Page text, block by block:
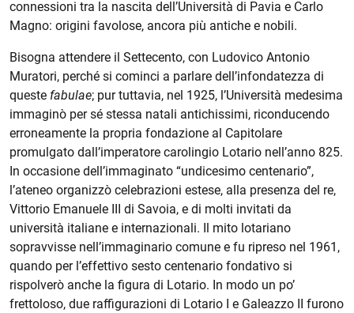
connessioni tra la nascita dell’Università di Pavia e Carlo
Magno: origini favolose, ancora più antiche e nobili.
Bisogna attendere il Settecento, con Ludovico Antonio
Muratori, perché si cominci a parlare dell’infondatezza di
queste fabulae; pur tuttavia, nel 1925, l’Università medesima
immaginò per sé stessa natali antichissimi, riconducendo
erroneamente la propria fondazione al Capitolare
promulgato dall’imperatore carolingio Lotario nell’anno 825.
In occasione dell’immaginato “undicesimo centenario”,
l’ateneo organizzò celebrazioni estese, alla presenza del re,
Vittorio Emanuele III di Savoia, e di molti invitati da
università italiane e internazionali. Il mito lotariano
sopravvisse nell’immaginario comune e fu ripreso nel 1961,
quando per l’effettivo sesto centenario fondativo si
rispolverò anche la figura di Lotario. In modo un po’
frettoloso, due raffigurazioni di Lotario I e Galeazzo II furono